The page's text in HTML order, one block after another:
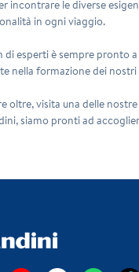
incontrare le diverse
in ogni viaggio.
di esperti è sempre pronto
nella formazione dei
oltre, visita una delle
siamo pronti ad